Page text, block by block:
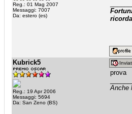
Reg.: 01 Mag 2007
Messaggi: 7007
Da: estero (es)
Kubrick5
Reg.: 19 Apr 2006
Messaggi: 5694
Da: San Zeno (BS)
prova
Anche